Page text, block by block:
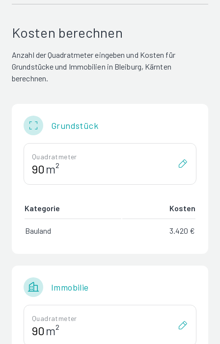
Kosten berechnen
Anzahl der Quadratmeter eingeben und Kosten für
Grundstücke und Immobilien in Bleiburg, Kärnten
berechnen.
Grundstück
Quadratmeter
m²
Kategorie Kosten
Bauland 3.420 €
Immobilie
Quadratmeter
m²